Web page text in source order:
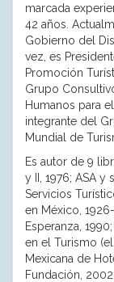
marcada
42 años.
Gobierno del
vez, es
Promoción
Grupo
Humanos para
integrante del
Mundial de
Es autor de 9
y II, 1976; ASA
Servicios
en México,
Esperanza,
en el Turismo
Mexicana de
Fundación,